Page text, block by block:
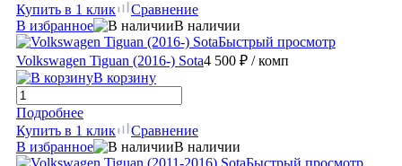
Купить в 1 клик
Сравнение
В избранное
В наличии
Быстрый просмотр
Volkswagen Tiguan (2016-) Sota4 500 ₽ / комп
В корзину
Подробнее
Купить в 1 клик
Сравнение
В избранное
В наличии
Быстрый просмотр